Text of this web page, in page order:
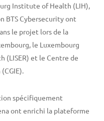
Institute of Health (LIH),
BTS Cybersecurity ont
le projet lors de la
le Luxembourg
(LISER) et le Centre de
spécifiquement
ont enrichi la plateforme